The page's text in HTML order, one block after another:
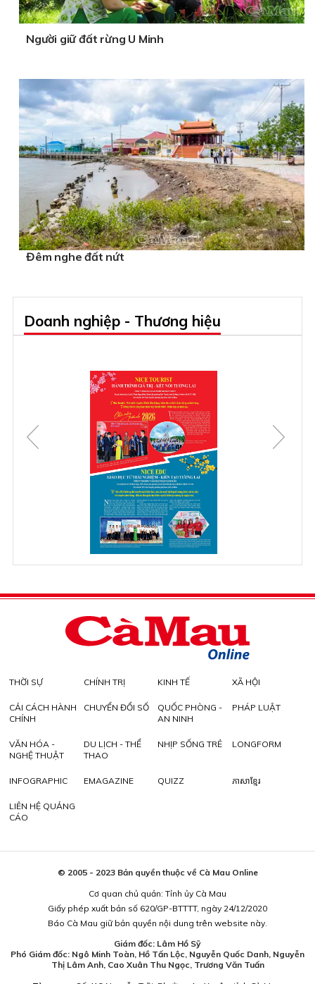
Người giữ đất rừng U Minh
Đêm nghe đất nứt
Doanh nghiệp - Thương hiệu
THỜI SỰ CHÍNH TRỊ KINH TẾ XÃ HỘI
CẢI CÁCH HÀNH
CHÍNH
CHUYỂN ĐỔI SỐ
QUỐC PHÒNG -
AN NINH
PHÁP LUẬT
VĂN HÓA -
NGHỆ THUẬT
DU LỊCH - THỂ
THAO
NHỊP SỐNG TRẺ LONGFORM
INFOGRAPHIC EMAGAZINE QUIZZ ភាសាខ្មែរ
LIÊN HỆ QUẢNG
CÁO
© 2005 - 2023 Bản quyền thuộc về Cà Mau Online
Cơ quan chủ quản: Tỉnh ủy Cà Mau
Giấy phép xuất bản số 620/GP-BTTTT, ngày 24/12/2020
Báo Cà Mau giữ bản quyền nội dung trên website này.
Giám đốc: Lâm Hồ Sỹ
Phó Giám đốc: Ngô Minh Toàn, Hồ Tấn Lộc, Nguyễn Quốc Danh, Nguyễn
Thị Lâm Anh, Cao Xuân Thu Ngọc, Trương Văn Tuấn